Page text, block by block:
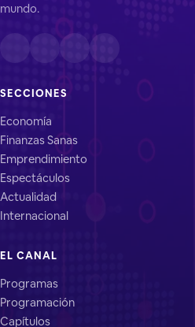
mundo.
SECCIONES
Economía
Finanzas Sanas
Emprendimiento
Espectáculos
Actualidad
Internacional
EL CANAL
Programas
Programación
Capítulos